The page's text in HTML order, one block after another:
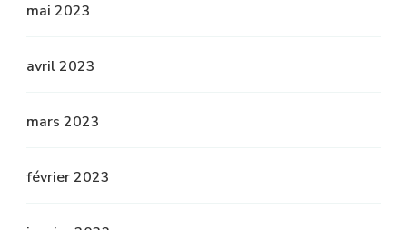
mai 2023
avril 2023
mars 2023
février 2023